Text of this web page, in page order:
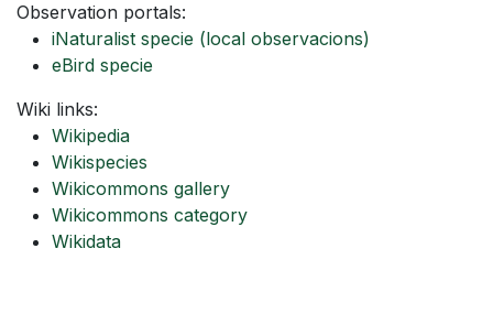
Observation portals:
iNaturalist specie (local observacions)
eBird specie
Wiki links:
Wikipedia
Wikispecies
Wikicommons gallery
Wikicommons category
Wikidata